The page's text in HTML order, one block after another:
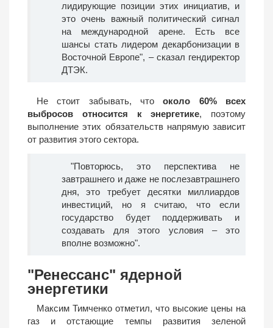
лидирующие позиции этих инициатив, и
это очень важный политический сигнал
на международной арене. Есть все
шансы стать лидером декарбонизации в
Восточной Европе", – сказал гендиректор
ДТЭК.
Не стоит забывать, что около 60% всех
выбросов относится к энергетике, поэтому
выполнение этих обязательств напрямую зависит
от развития этого сектора.
"Повторюсь, это перспектива не
завтрашнего и даже не послезавтрашнего
дня, это требует десятки миллиардов
инвестиций, но я считаю, что если
государство будет поддерживать и
создавать для этого условия – это
вполне возможно".
"Ренессанс" ядерной
энергетики
Максим Тимченко отметил, что высокие цены на
газ и отстающие темпы развития зеленой